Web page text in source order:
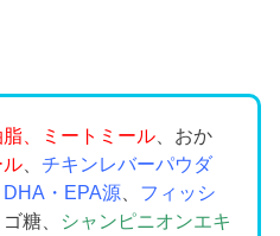
、ミートミール 、おか
ル 、チキンレバーパウダ
・EPA源
フィッシ
糖、 シャンピニオンエキ